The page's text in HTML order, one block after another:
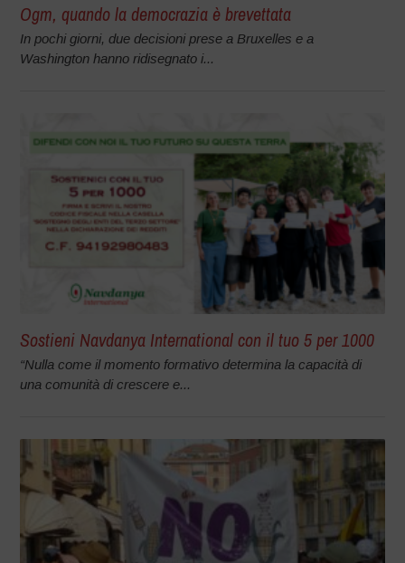
Ogm, quando la democrazia è brevettata
In pochi giorni, due decisioni prese a Bruxelles e a
Washington hanno ridisegnato i...
Sostieni Navdanya International con il tuo 5 per 1000
“Nulla come il momento formativo determina la capacità di
una comunità di crescere e...